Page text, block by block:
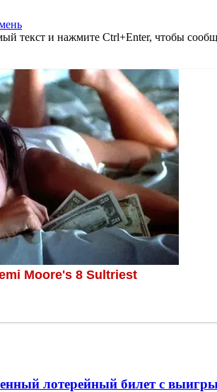
текст и нажмите Ctrl+Enter, чтобы
лотерейный билет с